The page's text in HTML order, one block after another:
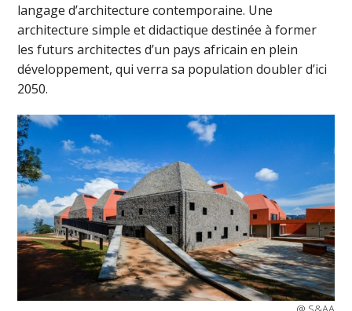
langage d’architecture contemporaine. Une
architecture simple et didactique destinée à former
les futurs architectes d’un pays africain en plein
développement, qui verra sa population doubler d’ici
2050.